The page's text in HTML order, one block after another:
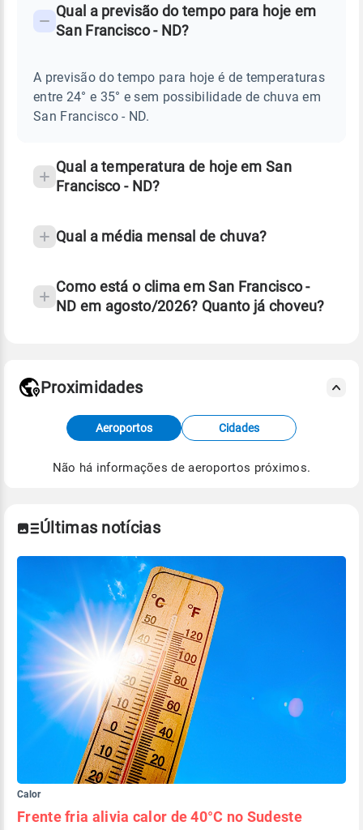
PREVISÃO
TEMPO
FRANCISCO
Perguntas
sobre
chuva
Qual a previsão do tempo para hoje em
San Francisco - ND?
A previsão do tempo para hoje é de temperaturas
entre 24° e 35° e sem possibilidade de chuva em
San Francisco - ND.
Qual a temperatura de hoje em San
Francisco - ND?
Qual a média mensal de chuva?
Como está o clima em San Francisco -
ND em agosto/2026? Quanto já choveu?
Fonte: dados combinados de estações
meteorológicas e satélite do Centro de Previsão
de Tempo e Estudos Climáticos (CPTEC).
Proximidades
Aeroportos Cidades
Não há informações de aeroportos próximos.
Últimas notícias
Calor
Frente fria alivia calor de 40°C no Sudeste